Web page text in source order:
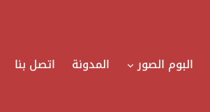
البوم الصور المدونة اتصل بنا